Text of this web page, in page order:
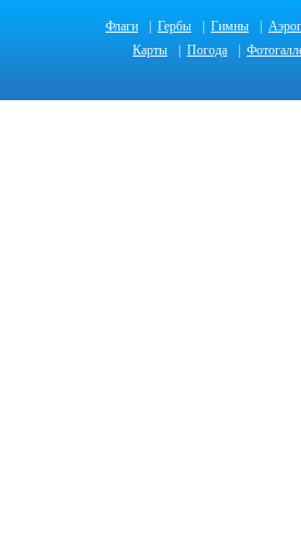
Флаги Гербы Гимны
Карты
Погода